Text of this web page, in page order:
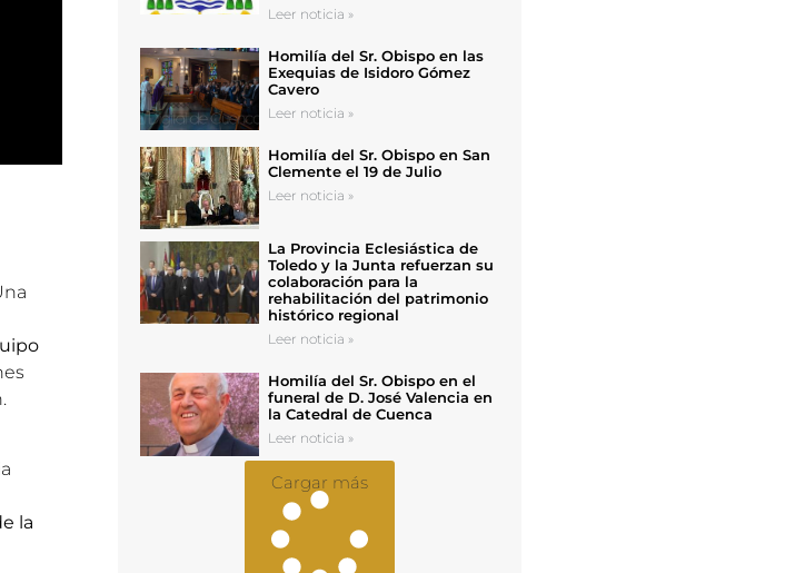
la
Leer noticia »
Homilía del Sr. Obispo en las
Exequias de Isidoro Gómez
Cavero
Leer noticia »
Homilía del Sr. Obispo en San
Clemente el 19 de Julio
Leer noticia »
La Provincia Eclesiástica de
Toledo y la Junta refuerzan su
colaboración para la
rehabilitación del patrimonio
histórico regional
Leer noticia »
Homilía del Sr. Obispo en el
funeral de D. José Valencia en
la Catedral de Cuenca
Leer noticia »
Cargar más